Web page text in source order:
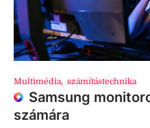
Multimédia, számítástechnika
Samsung
számára